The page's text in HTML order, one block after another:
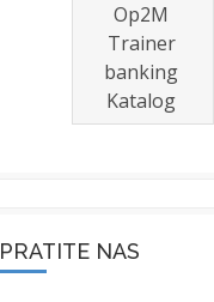
Op2M
Trainer
banking
Katalog
PRATITE NAS